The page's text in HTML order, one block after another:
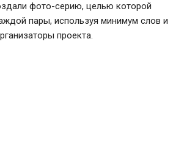
фото-серию, целью которой
пары, используя минимум слов и
проекта.